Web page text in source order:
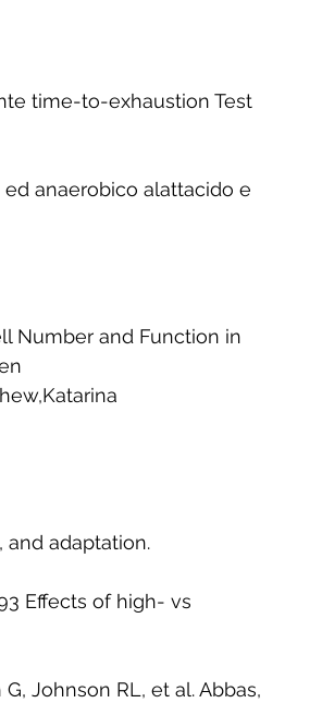
time-to-exhaustion Test
anaerobico alattacido e
Number and Function in
and adaptation.
Effects of high- vs
Johnson RL, et al. Abbas,